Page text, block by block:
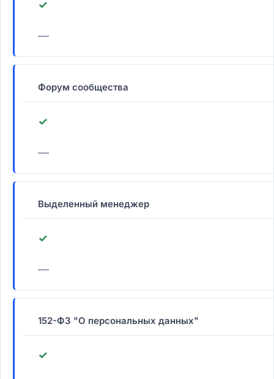
✓
—
Форум сообщества
✓
—
Выделенный менеджер
✓
—
152-ФЗ "О персональных данных"
✓